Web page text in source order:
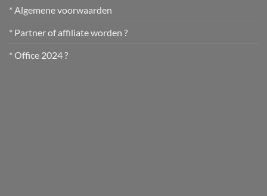
* Algemene voorwaarden
* Partner of affiliate worden ?
* Office 2024 ?